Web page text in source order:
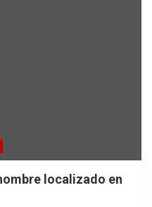
localizado en